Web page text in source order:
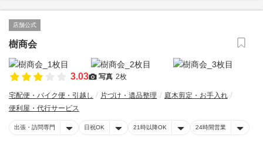
店舗公式
樹商会
3.03 写真 2枚
宅配便・バイク便・引越し 片づけ・遺品整理
庭木剪定・お手入れ
便利屋・代行サービス
出張・訪問専門 日祝OK 21時以降OK 24時間営業